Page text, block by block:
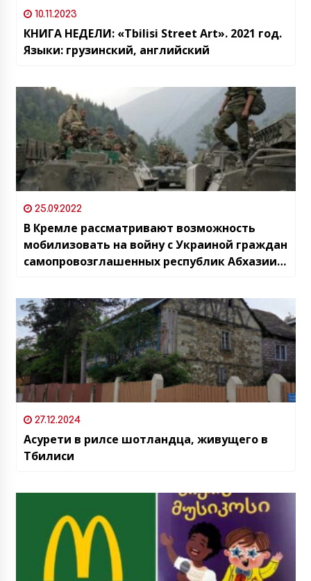
10.11.2023
КНИГА НЕДЕЛИ: «Tbilisi Street Art». 2021 год.
Языки: грузинский, английский
25.09.2022
В Кремле рассматривают возможность
мобилизовать на войну с Украиной граждан
самопровозглашенных республик Абхазии и
27.12.2024
Асурети в рилсе шотландца, живущего в
Тбилиси